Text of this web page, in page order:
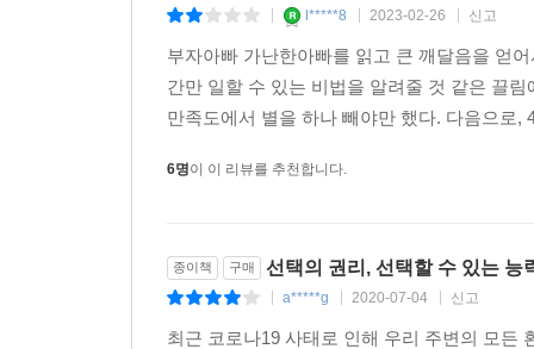
l*****8 2023-02-26 신고
부자아빠 가난한아빠를 읽고 큰 깨달음을 얻
간만 일할 수 있는 비법을 알려줄 것 같은 끌
만족도에서 별을 하나 빼야만 했다. 다음으로
6명이 이 리뷰를 추천합니다.
종이책 구매 선택의 권리, 선택할 수 있는 능
a*****g 2020-07-04 신고
최근 코로나19 사태로 인해 우리 주변의 모든